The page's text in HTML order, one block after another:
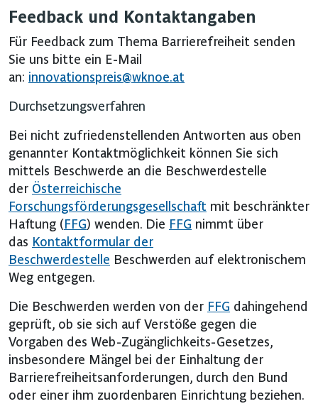
Feedback und Kontaktangaben
Für Feedback zum Thema Barrierefreiheit senden
Sie uns bitte ein E-Mail
an: innovationspreis@wknoe.at
Durchsetzungsverfahren
Bei nicht zufriedenstellenden Antworten aus oben
genannter Kontaktmöglichkeit können Sie sich
mittels Beschwerde an die Beschwerdestelle
der Österreichische
Forschungsförderungsgesellschaft mit beschränkter
Haftung (FFG) wenden. Die FFG nimmt über
das Kontaktformular der
Beschwerdestelle Beschwerden auf elektronischem
Weg entgegen.
Die Beschwerden werden von der FFG dahingehend
geprüft, ob sie sich auf Verstöße gegen die
Vorgaben des Web-Zugänglichkeits-Gesetzes,
insbesondere Mängel bei der Einhaltung der
Barrierefreiheitsanforderungen, durch den Bund
oder einer ihm zuordenbaren Einrichtung beziehen.